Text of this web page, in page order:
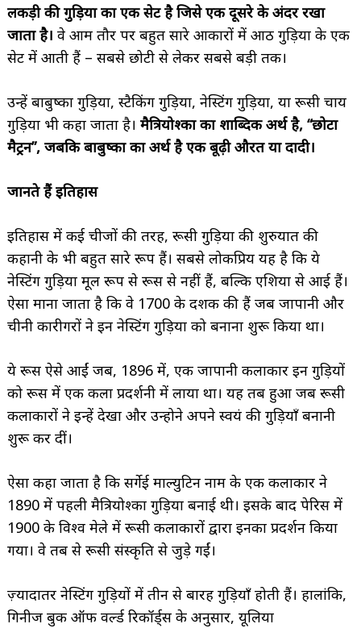
लकड़ी की गुड़िया का एक सेट है जिसे एक दूसरे के अंदर रखा
जाता है। वे आम तौर पर बहुत सारे आकारों में आठ गुड़िया के एक
सेट में आती हैं – सबसे छोटी से लेकर सबसे बड़ी तक।
उन्हें बाबुष्का गुड़िया, स्टैकिंग गुड़िया, नेस्टिंग गुड़िया, या रूसी चाय
गुड़िया भी कहा जाता है। मैत्रियोश्का का शाब्दिक अर्थ है, “छोटा
मैट्रन”, जबकि बाबुष्का का अर्थ है एक बूढ़ी औरत या दादी।
जानते हैं इतिहास
इतिहास में कई चीजों की तरह, रूसी गुड़िया की शुरुयात की
कहानी के भी बहुत सारे रूप हैं। सबसे लोकप्रिय यह है कि ये
नेस्टिंग गुड़िया मूल रूप से रूस से नहीं हैं, बल्कि एशिया से आई हैं।
ऐसा माना जाता है कि वे 1700 के दशक की हैं जब जापानी और
चीनी कारीगरों ने इन नेस्टिंग गुड़िया को बनाना शुरू किया था।
ये रूस ऐसे आईं जब, 1896 में, एक जापानी कलाकार इन गुड़ियों
को रूस में एक कला प्रदर्शनी में लाया था। यह तब हुआ जब रूसी
कलाकारों ने इन्हें देखा और उन्होने अपने स्वयं की गुड़ियाँ बनानी
शुरू कर दीं।
ऐसा कहा जाता है कि सर्गेई माल्युटिन नाम के एक कलाकार ने
1890 में पहली मैत्रियोश्का गुड़िया बनाई थी। इसके बाद पेरिस में
1900 के विश्व मेले में रूसी कलाकारों द्वारा इनका प्रदर्शन किया
गया। वे तब से रूसी संस्कृति से जुड़े गईं।
ज़्यादातर नेस्टिंग गुड़ियों में तीन से बारह गुड़ियाँ होती हैं। हालांकि,
गिनीज बुक ऑफ वर्ल्ड रिकॉर्ड्स के अनुसार, यूलिया